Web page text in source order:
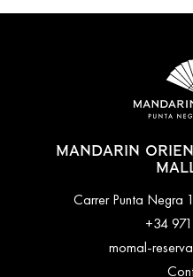
MANDARIN
Carrer Punta Negra
+34
momal-